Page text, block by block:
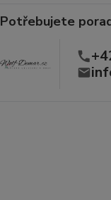
Potřebujete